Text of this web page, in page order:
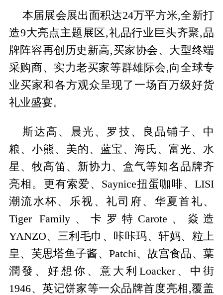
本届展会展出面积达24万平方米,全新打
造9大亮点主题展区,礼品行业巨头齐聚,品
牌阵容再创历史新高,买家协会、大型终端
采购商、实力老买家等群雄际会,向全球专
业买家和各方观众呈现了一场百万级好货
礼业盛宴。
斯达高、晨光、罗技、良品铺子、中
粮、小熊、美的、蓝宝、海氏、富光、水
星、牧高笛、新协力、盒气等知名品牌齐
亮相。更有索爱、Saynice扭蛋咖啡、LISI
潮流水杯、乐视、礼司府、华夏首礼、
Tiger Family、卡罗特Carote、焱造
YANZO、三利毛巾、咔咔玛、轩妈、粒上
皇、芙思塔鱼子酱、Patchi、故宫食品、葉
潤發、好想你、意大利Loacker、中街
1946、英记饼家等一众品牌首度亮相,覆盖